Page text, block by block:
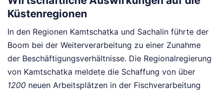
Küstenregionen
In den Regionen Kamtschatka und Sachalin führte der
Boom bei der Weiterverarbeitung zu einer Zunahme
der Beschäftigungsverhältnisse. Die Regionalregierung
von Kamtschatka meldete die Schaffung von über
1200 neuen Arbeitsplätzen in der Fischverarbeitung